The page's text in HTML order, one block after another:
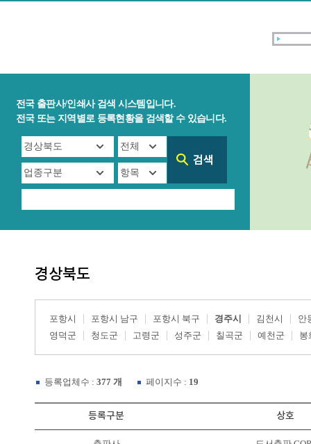
전국 출판사/인쇄사 검색 시스템입니다.
전국 또는 지역별로 등록현황을 검색할 수 있습니다.
경상북도
포항시 포항시 남구 포항시 북구 경주시 김천시
안
영덕군
청도군 고령군 성주군 칠곡군 예천군 봉
등록업체수 : 377 개 페이지수 : 19
등록구분 상호